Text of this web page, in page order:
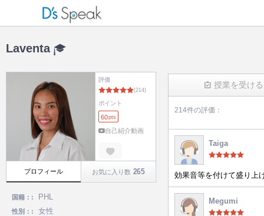
Laventa
評価
ポイント
60pts
自己紹介動画
プロフィール お気に入り数 265
国籍：: PHL
性別：: 女性
授業を受ける
214件の評価：
Taiga
効果音等を付けて盛り上
Megumi